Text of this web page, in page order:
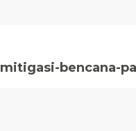
mitigasi-bencana-